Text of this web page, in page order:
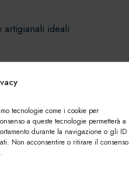
tecnologie come i cookie per
a queste tecnologie permetterà a
durante la navigazione o gli ID
Non acconsentire o ritirare il consenso
artigianali ideali